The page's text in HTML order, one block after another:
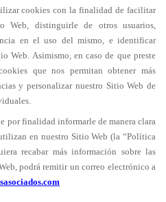
cookies con la finalidad de facilitar
Web, distinguirle de otros usuarios,
en el uso del mismo, e identificar
Web. Asimismo, en caso de que preste
que nos permitan obtener más
y personalizar nuestro Sitio Web de
por finalidad informarle de manera clara
en nuestro Sitio Web (la “Política
recabar más información sobre las
podrá remitir un correo electrónico a